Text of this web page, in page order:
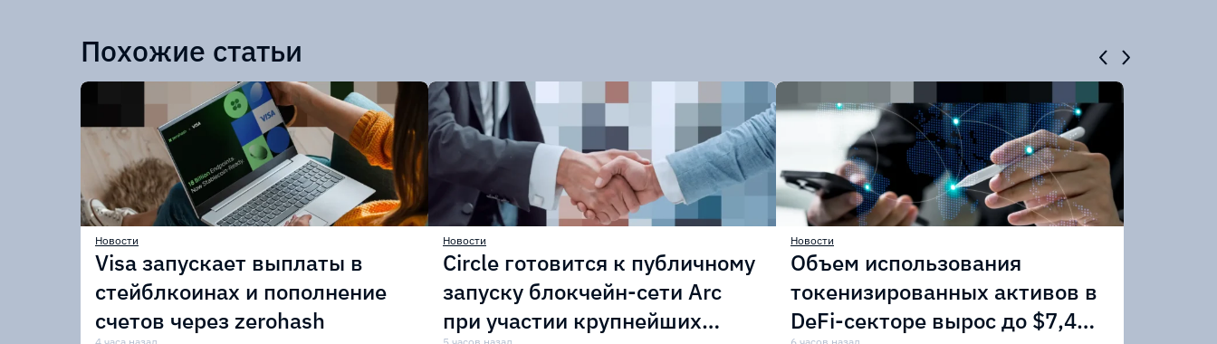
Похожие статьи
Новости
Visa запускает выплаты в
стейблкоинах и пополнение
счетов через zerohash
Новости
Circle готовится к публичному
запуску блокчейн-сети Arc
при участии крупнейших
Новости
Объем использования
токенизированных активов в
DeFi-секторе вырос до $7,4